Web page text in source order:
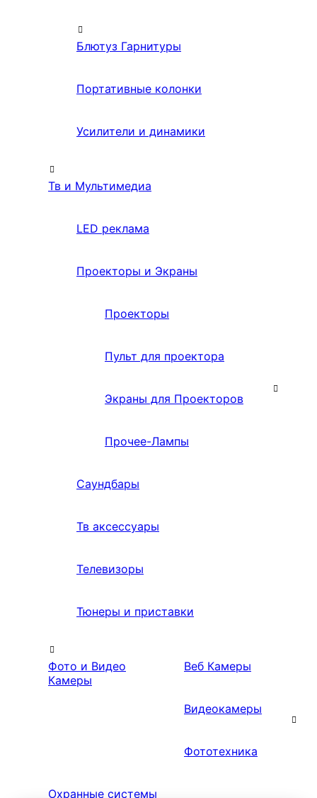
Блютуз Гарнитуры
Портативные колонки
Усилители и динамики
Тв и Мультимедиа
LED реклама
Проекторы и Экраны
Проекторы
Пульт для проектора
Экраны для Проекторов
Прочее-Лампы
Саундбары
Тв аксессуары
Телевизоры
Тюнеры и приставки
Фото и Видео
Камеры
Веб Камеры
Видеокамеры
Фототехника
Охранные системы